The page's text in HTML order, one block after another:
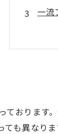
一流
相
バッ
ております
も異なり